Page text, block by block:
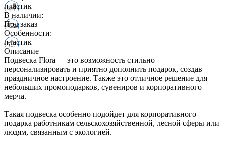
пластик
В наличии:
Под заказ
Особенности:
пластик
Описание
Подвеска Flora — это возможность стильно
персонализировать и приятно дополнить подарок, создав
праздничное настроение. Также это отличное решение для
небольших промоподарков, сувениров и корпоративного
мерча.
Такая подвеска особенно подойдет для корпоративного
подарка работникам сельскохозяйственной, лесной сферы или
людям, связанным с экологией.